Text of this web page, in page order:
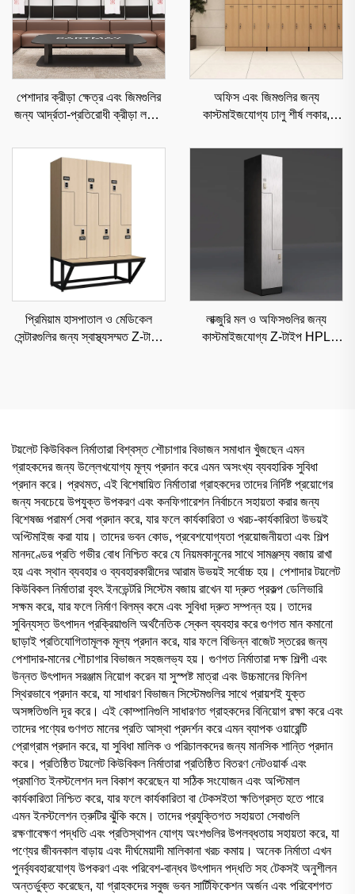
পেশাদার ক্রীড়া ক্ষেত্র এবং জিমগুলির
জন্য আর্দ্রতা-প্রতিরোধী ক্রীড়া লকার,
অফিস এবং জিমগুলির জন্য
কাস্টমাইজযোগ্য ঢালু শীর্ষ লকার,
প্রিমিয়াম হাসপাতাল ও মেডিকেল
সেন্টারগুলির জন্য স্বাস্থ্যসম্মত Z-টাইপ
লাক্জুরি মল ও অফিসগুলির জন্য
কাস্টমাইজযোগ্য Z-টাইপ HPL
টয়লেট কিউবিকল নির্মাতারা বিশ্বস্ত শৌচাগার বিভাজন সমাধান খুঁজছেন এমন
গ্রাহকদের জন্য উল্লেখযোগ্য মূল্য প্রদান করে এমন অসংখ্য ব্যবহারিক সুবিধা
প্রদান করে। প্রথমত, এই বিশেষায়িত নির্মাতারা গ্রাহকদের তাদের নির্দিষ্ট প্রয়োগের
জন্য সবচেয়ে উপযুক্ত উপকরণ এবং কনফিগারেশন নির্বাচনে সহায়তা করার জন্য
বিশেষজ্ঞ পরামর্শ সেবা প্রদান করে, যার ফলে কার্যকারিতা ও খরচ-কার্যকারিতা উভয়ই
অপ্টিমাইজ করা যায়। তাদের ভবন কোড, প্রবেশযোগ্যতা প্রয়োজনীয়তা এবং শিল্প
মানদণ্ডের প্রতি গভীর বোধ নিশ্চিত করে যে নিয়মকানুনের সাথে সামঞ্জস্য বজায় রাখা
হয় এবং স্থান ব্যবহার ও ব্যবহারকারীদের আরাম উভয়ই সর্বোচ্চ হয়। পেশাদার টয়লেট
কিউবিকল নির্মাতারা বৃহৎ ইনভেন্টরি সিস্টেম বজায় রাখেন যা দ্রুত প্রকল্প ডেলিভারি
সক্ষম করে, যার ফলে নির্মাণ বিলম্ব কমে এবং সুবিধা দ্রুত সম্পন্ন হয়। তাদের
সুবিন্যস্ত উৎপাদন প্রক্রিয়াগুলি অর্থনৈতিক স্কেল ব্যবহার করে গুণগত মান কমানো
ছাড়াই প্রতিযোগিতামূলক মূল্য প্রদান করে, যার ফলে বিভিন্ন বাজেট স্তরের জন্য
পেশাদার-মানের শৌচাগার বিভাজন সহজলভ্য হয়। গুণগত নির্মাতারা দক্ষ শিল্পী এবং
উন্নত উৎপাদন সরঞ্জাম নিয়োগ করেন যা সুস্পষ্ট মাত্রা এবং উচ্চমানের ফিনিশ
স্থিরভাবে প্রদান করে, যা সাধারণ বিভাজন সিস্টেমগুলির সাথে প্রায়শই যুক্ত
অসঙ্গতিগুলি দূর করে। এই কোম্পানিগুলি সাধারণত গ্রাহকদের বিনিয়োগ রক্ষা করে এবং
তাদের পণ্যের গুণগত মানের প্রতি আস্থা প্রদর্শন করে এমন ব্যাপক ওয়ারেন্টি
প্রোগ্রাম প্রদান করে, যা সুবিধা মালিক ও পরিচালকদের জন্য মানসিক শান্তি প্রদান
করে। প্রতিষ্ঠিত টয়লেট কিউবিকল নির্মাতারা প্রতিষ্ঠিত বিতরণ নেটওয়ার্ক এবং
প্রমাণিত ইনস্টলেশন দল বিকাশ করেছেন যা সঠিক সংযোজন এবং অপ্টিমাল
কার্যকারিতা নিশ্চিত করে, যার ফলে কার্যকারিতা বা টেকসইতা ক্ষতিগ্রস্ত হতে পারে
এমন ইনস্টলেশন ত্রুটির ঝুঁকি কমে। তাদের প্রযুক্তিগত সহায়তা সেবাগুলি
রক্ষণাবেক্ষণ পদ্ধতি এবং প্রতিস্থাপন যোগ্য অংশগুলির উপলব্ধতায় সহায়তা করে, যা
পণ্যের জীবনকাল বাড়ায় এবং দীর্ঘমেয়াদী মালিকানা খরচ কমায়। অনেক নির্মাতা এখন
পুনর্ব্যবহারযোগ্য উপকরণ এবং পরিবেশ-বান্ধব উৎপাদন পদ্ধতি সহ টেকসই অনুশীলন
অন্তর্ভুক্ত করেছেন, যা গ্রাহকদের সবুজ ভবন সার্টিফিকেশন অর্জন এবং পরিবেশগত